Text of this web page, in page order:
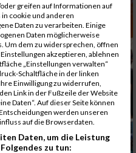
greifen auf Informationen auf
in cookie und anderen
Daten zu verarbeiten. Einige
Daten möglicherweise
Um dem zu widersprechen, öffnen
akzeptieren, ablehnen
„Einstellungen verwalten“
Schaltfläche in der linken
Einwilligung zu widerrufen,
Link in der Fußzeile der Website
Daten“. Auf dieser Seite können
werden unseren
auf die Browserdaten.
Daten, um die Leistung
zu tun: